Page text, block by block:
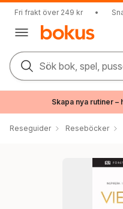
Fri frakt över 249 kr •
Sök bok, spel,
Skapa nya rutiner
Reseguider Reseböcker